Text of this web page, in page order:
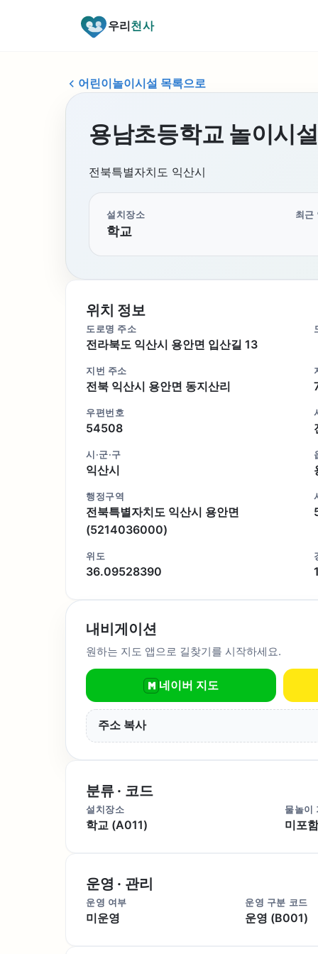
우리천사
어린이놀이시설 목록으로
용남초등학교 놀이시설
전북특별자치도 익산시
설치장소
학교
최근
위치 정보
도로명 주소
전라북도 익산시 용안면 입산길 13
지번 주소
전북 익산시 용안면 동지산리
우편번호
54508
시·군·구
익산시
행정구역
전북특별자치도 익산시 용안면
(5214036000)
위도
36.09528390
내비게이션
원하는 지도 앱으로 길찾기를 시작하세요.
네이버 지도
주소 복사
분류 · 코드
설치장소
학교 (A011)
물놀이
미포
운영 · 관리
운영 여부
미운영
운영 구분 코드
운영 (B001)